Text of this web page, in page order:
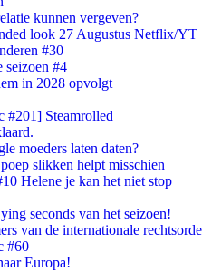
kunnen vergeven?
look 27 Augustus Netflix/YT
#30
#4
in 2028 opvolgt
#201] Steamrolled
moeders laten daten?
slikken helpt misschien
Helene je kan het niet stop
seconds van het seizoen!
van de internationale rechtsorde
#60
Europa!